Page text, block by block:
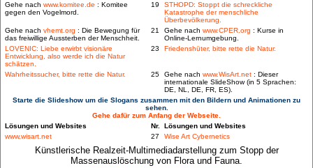
Gehe nach www.komitee.de : Komitee
gegen den Vogelmord.
19
STHOPD: Stoppt die schreckliche
Katastrophe der menschliche
Überbevölkerung.
Gehe nach vhemt.org : Die Bewegung für
das freiwillige Aussterben der Menschheit.
21 Gehe nach www.CPER.org : Kurse in
Online-Lernumgebung.
LOVENIC: Liebe erwirbt visionäre
Entwicklung, also werde ich die Natur
schätzen.
23 Friedenshüter, bitte rette die Natur.
Wahrheitssucher, bitte rette die Natur. 25 Gehe nach www.WisArt.net : Dieser
internationale SlideShow (in 5 Sprachen:
DE, NL, DE, FR, ES).
Starte die Slideshow um die Slogans zusammen mit den Bildern und Animationen zu
sehen.
Gehe dafür zum Anfang der Webseite.
Lösungen und Websites
Nr. Lösungen und Websites
www.wisart.net
27 Wise Art Cybernetics
Künstlerische Realzeit-Multimediadarstellung zum Stopp der
Massenauslöschung von Flora und Fauna.